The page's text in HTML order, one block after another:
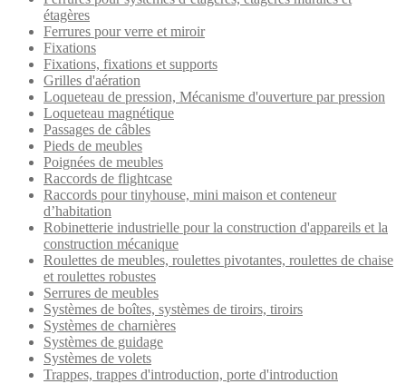
étagères
Ferrures pour verre et miroir
Fixations
Fixations, fixations et supports
Grilles d'aération
Loqueteau de pression, Mécanisme d'ouverture par pression
Loqueteau magnétique
Passages de câbles
Pieds de meubles
Poignées de meubles
Raccords de flightcase
Raccords pour tinyhouse, mini maison et conteneur
d’habitation
Robinetterie industrielle pour la construction d'appareils et la
construction mécanique
Roulettes de meubles, roulettes pivotantes, roulettes de chaise
et roulettes robustes
Serrures de meubles
Systèmes de boîtes, systèmes de tiroirs, tiroirs
Systèmes de charnières
Systèmes de guidage
Systèmes de volets
Trappes, trappes d'introduction, porte d'introduction